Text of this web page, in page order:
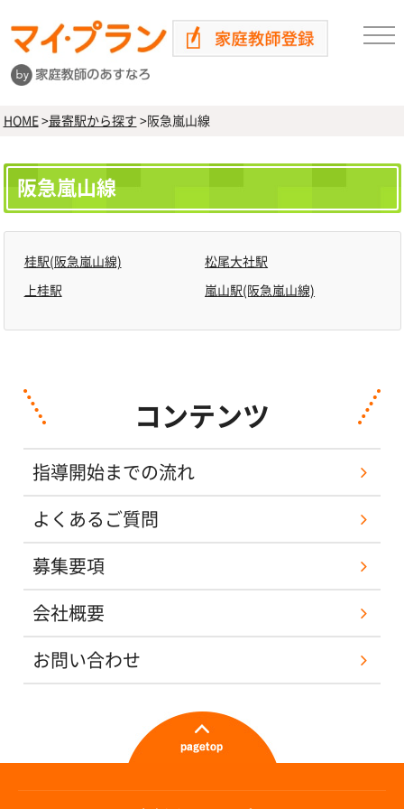
HOME>最寄駅から探す >阪急嵐山線
阪急嵐山線
桂駅(阪急嵐山線) 松尾大社駅
上桂駅 嵐山駅(阪急嵐山線)
コンテンツ
指導開始までの流れ
よくあるご質問
募集要項
会社概要
お問い合わせ